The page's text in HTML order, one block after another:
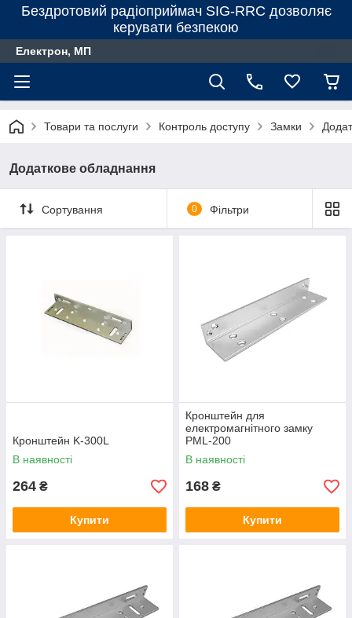
Бездротовий радіоприймач SIG-RRC дозволяє
керувати безпекою
Електрон, МП
Товари та послуги Контроль доступу Замки
Додаткове обладнання
Сортування 0 Фільтри
Кронштейн K-300L
В наявності
264 ₴
Купити
Кронштейн для
електромагнітного замку
PML-200
В наявності
168 ₴
Купити